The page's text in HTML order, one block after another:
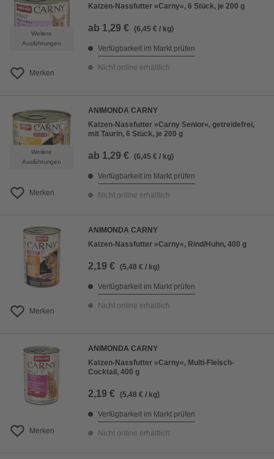
Weitere
Ausführungen
Merken
Katzen-Nassfutter »Carny«, 6 Stück, je 200 g
ab 1,29 € (6,45 € / kg)
Verfügbarkeit im Markt prüfen
Nicht online erhältlich
Weitere
Ausführungen
Merken
ANIMONDA CARNY
Katzen-Nassfutter »Carny Senior«, getreidefrei,
mit Taurin, 6 Stück, je 200 g
ab 1,29 € (6,45 € / kg)
Verfügbarkeit im Markt prüfen
Nicht online erhältlich
Merken
ANIMONDA CARNY
Katzen-Nassfutter »Carny«, Rind/Huhn, 400 g
2,19 € (5,48 € / kg)
Verfügbarkeit im Markt prüfen
Nicht online erhältlich
Merken
ANIMONDA CARNY
Katzen-Nassfutter »Carny«, Multi-Fleisch-
Cocktail, 400 g
2,19 € (5,48 € / kg)
Verfügbarkeit im Markt prüfen
Nicht online erhältlich